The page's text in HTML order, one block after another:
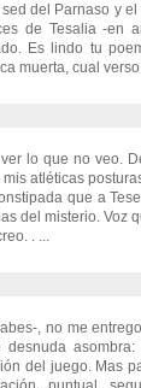
del Parnaso y
de Tesalia -en
Es lindo tu
muerta, cual
lo que no veo.
mis atléticas
que a
del misterio. Voz
. ...
, no me
desnuda
del juego. Mas